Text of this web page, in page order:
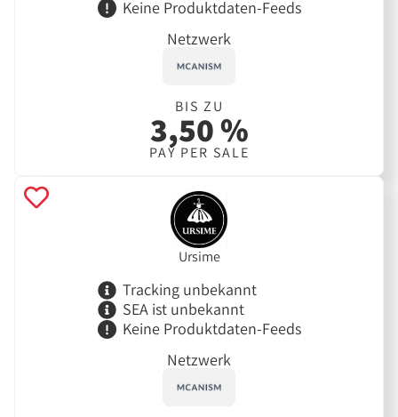
Keine Produktdaten-Feeds
Netzwerk
BIS ZU
3,50 %
PAY PER SALE
Ursime
Tracking unbekannt
SEA ist unbekannt
Keine Produktdaten-Feeds
Netzwerk